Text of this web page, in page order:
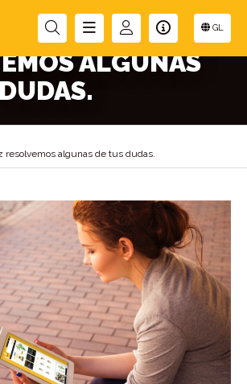
GL
TOLDOS GÓMEZ
ALGUNAS
resolvemos algunas de tus dudas.